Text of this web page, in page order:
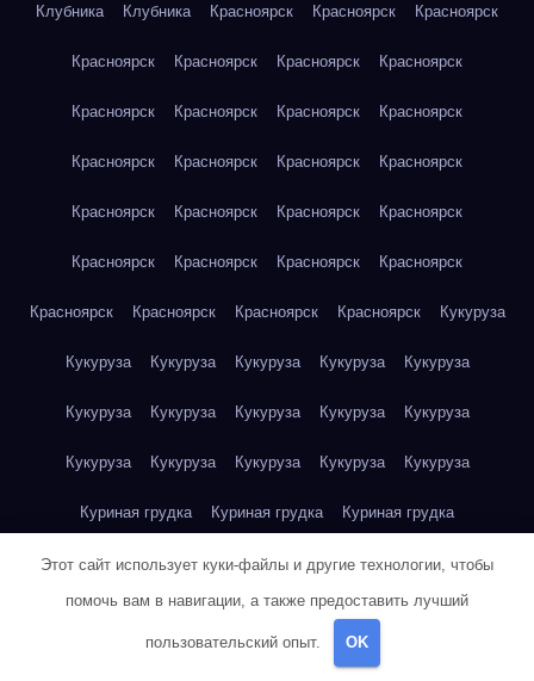
Клубника Клубника Красноярск Красноярск Красноярск
Красноярск Красноярск Красноярск Красноярск
Красноярск Красноярск Красноярск Красноярск
Красноярск Красноярск Красноярск Красноярск
Красноярск Красноярск Красноярск Красноярск
Красноярск Красноярск Красноярск Красноярск
Красноярск Красноярск Красноярск Красноярск Кукуруза
Кукуруза Кукуруза Кукуруза Кукуруза Кукуруза
Кукуруза Кукуруза Кукуруза Кукуруза Кукуруза
Кукуруза Кукуруза Кукуруза Кукуруза Кукуруза
Куриная грудка Куриная грудка Куриная грудка
Куриная грудка Куриная грудка Куриная грудка
Куриная грудка Куриная грудка
Куриное яйцо
Этот сайт использует куки-файлы и другие технологии, чтобы
помочь вам в навигации, а также предоставить лучший
пользовательский опыт. OK